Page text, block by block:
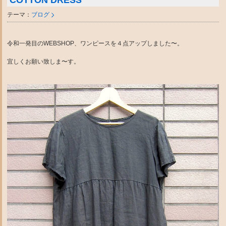
テーマ： ブログ
令和一発目のWEBSHOP、ワンピースを４点アップしました〜。
宜しくお願い致しま〜す。